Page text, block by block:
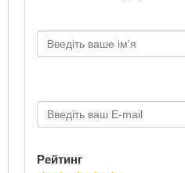
Рейтинг